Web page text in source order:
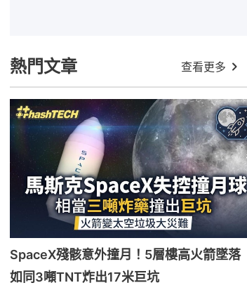
熱門文章 查看更多
SpaceX殘骸意外撞月！5層樓高火箭墜落
如同3噸TNT炸出17米巨坑